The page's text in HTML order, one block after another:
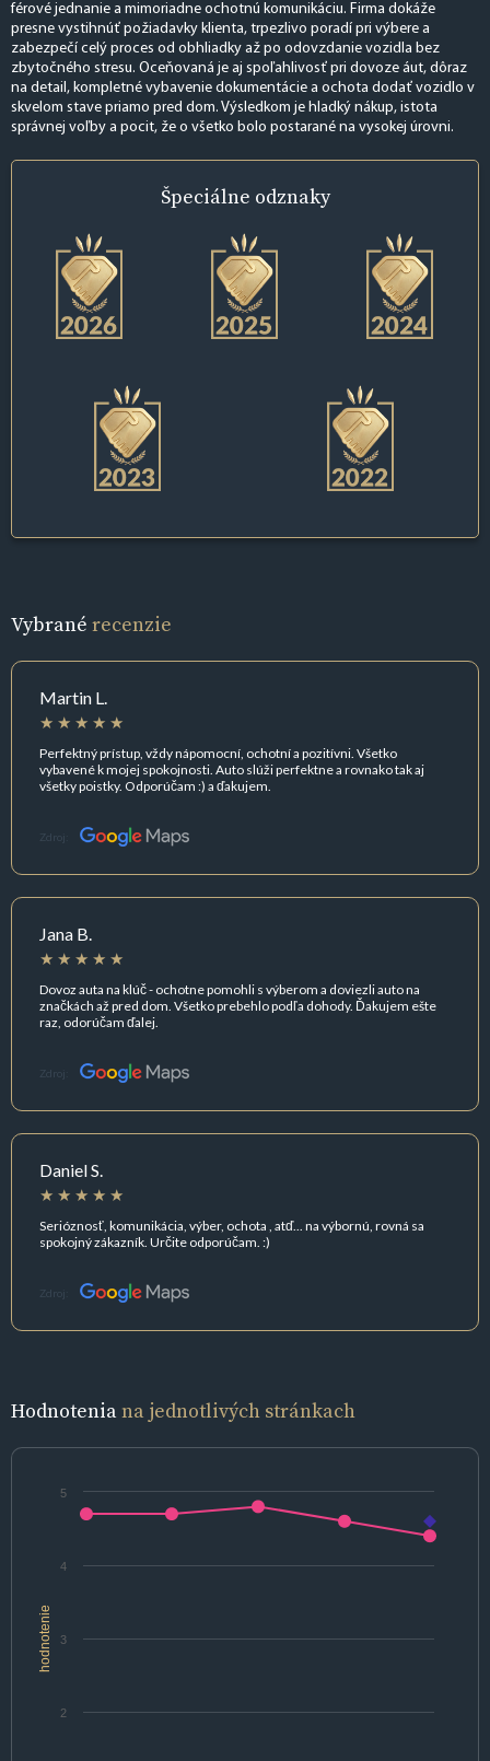
férové jednanie a mimoriadne ochotnú komunikáciu. Firma dokáže
presne vystihnúť požiadavky klienta, trpezlivo poradí pri výbere a
zabezpečí celý proces od obhliadky až po odovzdanie vozidla bez
zbytočného stresu. Oceňovaná je aj spoľahlivosť pri dovoze áut, dôraz
na detail, kompletné vybavenie dokumentácie a ochota dodať vozidlo v
skvelom stave priamo pred dom. Výsledkom je hladký nákup, istota
správnej voľby a pocit, že o všetko bolo postarané na vysokej úrovni.
Špeciálne odznaky
Vybrané recenzie
Martin L.
Perfektný prístup, vždy nápomocní, ochotní a pozitívni. Všetko
vybavené k mojej spokojnosti. Auto slúži perfektne a rovnako tak aj
všetky poistky. Odporúčam :) a ďakujem.
Zdroj:
Jana B.
Dovoz auta na klúč - ochotne pomohli s výberom a doviezli auto na
značkách až pred dom. Všetko prebehlo podľa dohody. Ďakujem ešte
raz, odorúčam ďalej.
Zdroj:
Daniel S.
Serióznosť, komunikácia, výber, ochota , atď... na výbornú, rovná sa
spokojný zákazník. Určite odporúčam. :)
Zdroj:
Hodnoteniana jednotlivých stránkach
hodnotenie
2
3
4
5